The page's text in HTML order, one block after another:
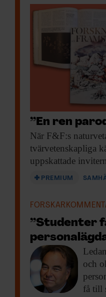
Strax efter den
Credit Suisses
Europeiska
europeiska
viktigt att försöka
–
att bankerna håller
sprids om att en
bankrusningar –
tar ut sina pengar
Det är därför
rykten om
man hoppas att
”En ren
När F&F:s
tvärvetenskapliga
uppskattade
PREMIUM
”Studenter
och
få till